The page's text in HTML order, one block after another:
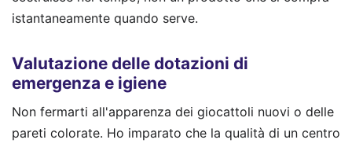
istantaneamente quando serve.
Valutazione delle dotazioni di
emergenza e igiene
Non fermarti all'apparenza dei giocattoli nuovi o delle
pareti colorate. Ho imparato che la qualità di un centro